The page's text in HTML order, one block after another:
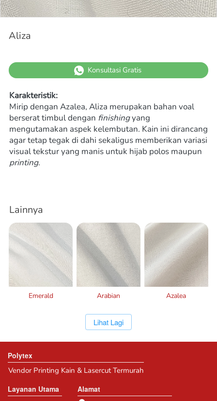
Aliza
` Konsultasi Gratis
Karakteristik:
Mirip dengan Azalea, Aliza merupakan bahan voal
berserat timbul dengan finishing yang
mengutamakan aspek kelembutan. Kain ini dirancang
agar tetap tegak di dahi sekaligus memberikan variasi
printing.
Lainnya
Emerald Arabian Azalea
`Lihat Lagi
Polytex
Vendor Printing Kain & Lasercut Termurah
Layanan Utama
Alamat